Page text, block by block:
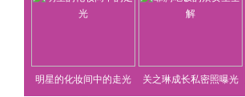
明星的化妆间中的走光 关之琳成长私密照曝光